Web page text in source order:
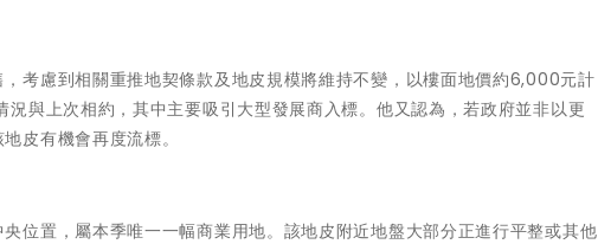
考慮到相關重推地契條款及地皮規模將維持不變，以樓面地價約6,000元計
與上次相約，其中主要吸引大型發展商入標。他又認為，若政府並非以更
皮有機會再度流標。
位置，屬本季唯一一幅商業用地。該地皮附近地盤大部分正進行平整或其他